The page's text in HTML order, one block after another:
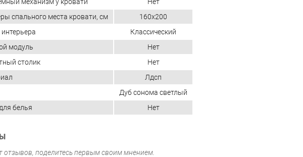
механизм у кровати
Нет
спального места кровати, см
160x200
Классический
модуль
Нет
столик
Нет
Лдсп
Дуб сонома светлый
белья
Нет
отзывов, поделитесь первым своим мнением.